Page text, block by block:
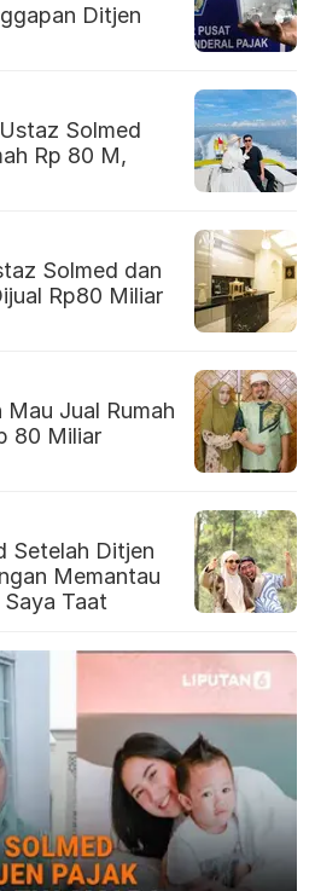
Ditjen
Solmed
Rp 80 M,
Solmed dan
Rp80 Miliar
Jual Rumah
80 Miliar
Setelah Ditjen
Memantau
Taat